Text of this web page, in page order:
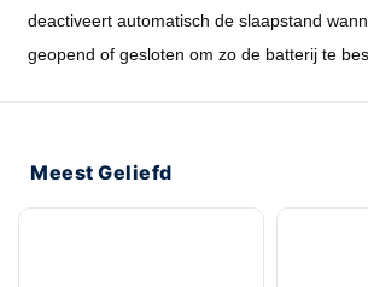
deactiveert automatisch de slaapstand
geopend of gesloten om zo de batterij te
Meest Geliefd